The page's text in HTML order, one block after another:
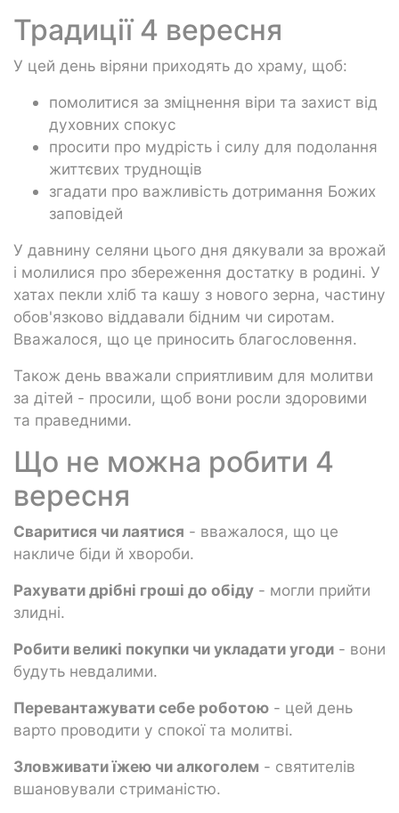
Традиції 4 вересня
У цей день віряни приходять до храму, щоб:
помолитися за зміцнення віри та захист від
духовних спокус
просити про мудрість і силу для подолання
життєвих труднощів
згадати про важливість дотримання Божих
заповідей
У давнину селяни цього дня дякували за врожай
і молилися про збереження достатку в родині. У
хатах пекли хліб та кашу з нового зерна, частину
обов'язково віддавали бідним чи сиротам.
Вважалося, що це приносить благословення.
Також день вважали сприятливим для молитви
за дітей - просили, щоб вони росли здоровими
та праведними.
Що не можна робити 4
вересня
Сваритися чи лаятися - вважалося, що це
накличе біди й хвороби.
Рахувати дрібні гроші до обіду - могли прийти
злидні.
Робити великі покупки чи укладати угоди - вони
будуть невдалими.
Перевантажувати себе роботою - цей день
варто проводити у спокої та молитві.
Зловживати їжею чи алкоголем - святителів
вшановували стриманістю.